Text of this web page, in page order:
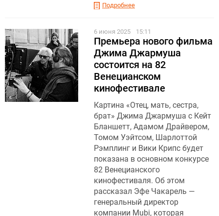
Подробнее
6 июня 2025 15:11
Премьера нового фильма
Джима Джармуша
состоится на 82
Венецианском
кинофестивале
Картина «Отец, мать, сестра,
брат» Джима Джармуша с Кейт
Бланшетт, Адамом Драйвером,
Томом Уэйтсом, Шарлоттой
Рэмплинг и Вики Крипс будет
показана в основном конкурсе
82 Венецианского
кинофестиваля. Об этом
рассказал Эфе Чакарель —
генеральный директор
компании Mubi, которая